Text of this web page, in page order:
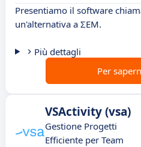
Presentiamo il software
un'alternativa a ΣEM.
Più dettagli
Per
VSActivity (vsa)
Gestione Progetti
Efficiente per Team